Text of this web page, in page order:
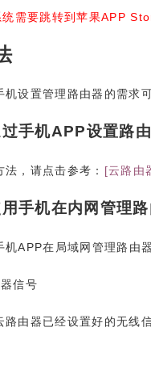
统需要跳转到苹果APP
机设置管理路由器的需求
手机APP设置路
，请点击参考： [云路由
手机在内网管理
机APP在局域网管理路由
信号
路由器已经设置好的无线